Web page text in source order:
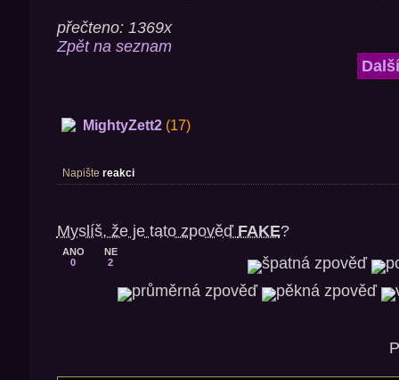
přečteno: 1369x
Zpět na seznam
MightyZett2(17)
Napište reakci
Myslíš, že je tato zpověď FAKE?
ANO
0
NE
2